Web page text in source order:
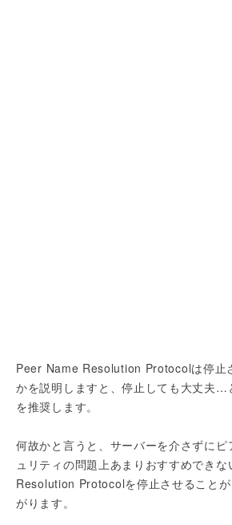
Peer Name Resolution Protocolは停止
かを説明しますと、停止しても大丈夫…
を推奨します。
何故かと言うと、サーバーを介さずに
ュリティの問題上あまりおすすめでき
Resolution Protocolを停止させること
がります。